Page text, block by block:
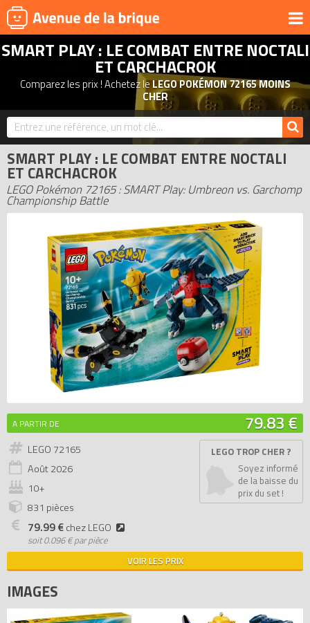
UNIVERS
PRODUITS DÉRIVÉS
NOUVEAUTÉS
LEGO 2026
BONS PLANS
ASSOCIATIONS DE FANS
EXPOSITIONS LEGO
LEGO LES PLUS CHERS
DERNIERS LEGO AJOUTÉS
SMART PLAY : LE COMBAT ENTRE NOCTALI
ET CARCHACROK
Comparez les prix ! Achetez leLEGO POKÉMON 72165 MOINS
CHER
SMART PLAY : LE COMBAT ENTRE NOCTALI
ET CARCHACROK
LEGO Pokémon 72165 : SMART Play: Umbreon vs. Garchomp
Championship Battle
A PARTIR DE 79.83 €
LEGO 72165
Août2026
10+
831 pièces
79.99 €chez LEGO
soit0.096 € par pièce
LEGO TROP CHER ?
Soyez informé
de la baisse du
prix du set !
VOIR LES PRIX
IMAGES